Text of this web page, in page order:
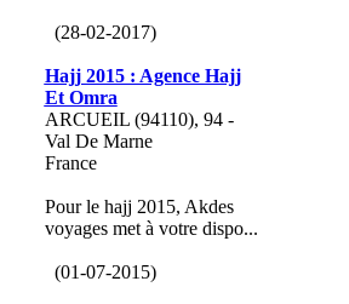
(28-02-2017)
Hajj 2015 : Agence Hajj
Et Omra
ARCUEIL (94110), 94 -
Val De Marne
France
Pour le hajj 2015, Akdes
voyages met à votre dispo...
(01-07-2015)